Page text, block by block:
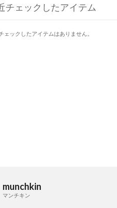
チェックしたアイテム
ェックしたアイテムはありません。
munchkin
マンチキン